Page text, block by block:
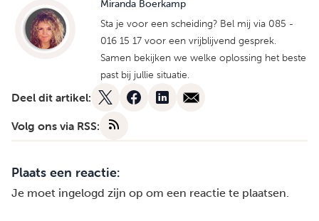
Miranda Boerkamp
Sta je voor een scheiding? Bel mij via 085 -
016 15 17 voor een vrijblijvend gesprek.
Samen bekijken we welke oplossing het beste
past bij jullie situatie.
Deel dit artikel:
Volg ons via RSS:
Plaats een reactie:
Je moet ingelogd zijn op om een reactie te plaatsen.